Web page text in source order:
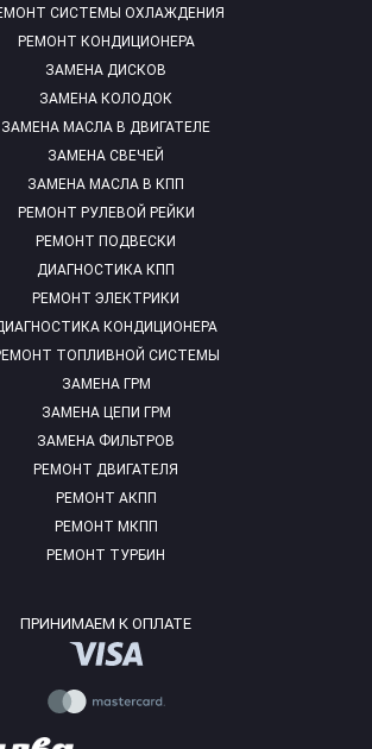
СИСТЕМЫ ОХЛАЖДЕНИЯ
РЕМОНТ КОНДИЦИОНЕРА
ЗАМЕНА ДИСКОВ
ЗАМЕНА КОЛОДОК
ЗАМЕНА МАСЛА В ДВИГАТЕЛЕ
ЗАМЕНА СВЕЧЕЙ
ЗАМЕНА МАСЛА В КПП
РЕМОНТ РУЛЕВОЙ РЕЙКИ
РЕМОНТ ПОДВЕСКИ
ДИАГНОСТИКА КПП
РЕМОНТ ЭЛЕКТРИКИ
КОНДИЦИОНЕРА
ТОПЛИВНОЙ СИСТЕМЫ
ЗАМЕНА ГРМ
ЗАМЕНА ЦЕПИ ГРМ
ЗАМЕНА ФИЛЬТРОВ
РЕМОНТ ДВИГАТЕЛЯ
РЕМОНТ АКПП
РЕМОНТ МКПП
РЕМОНТ ТУРБИН
ПРИНИМАЕМ К ОПЛАТЕ